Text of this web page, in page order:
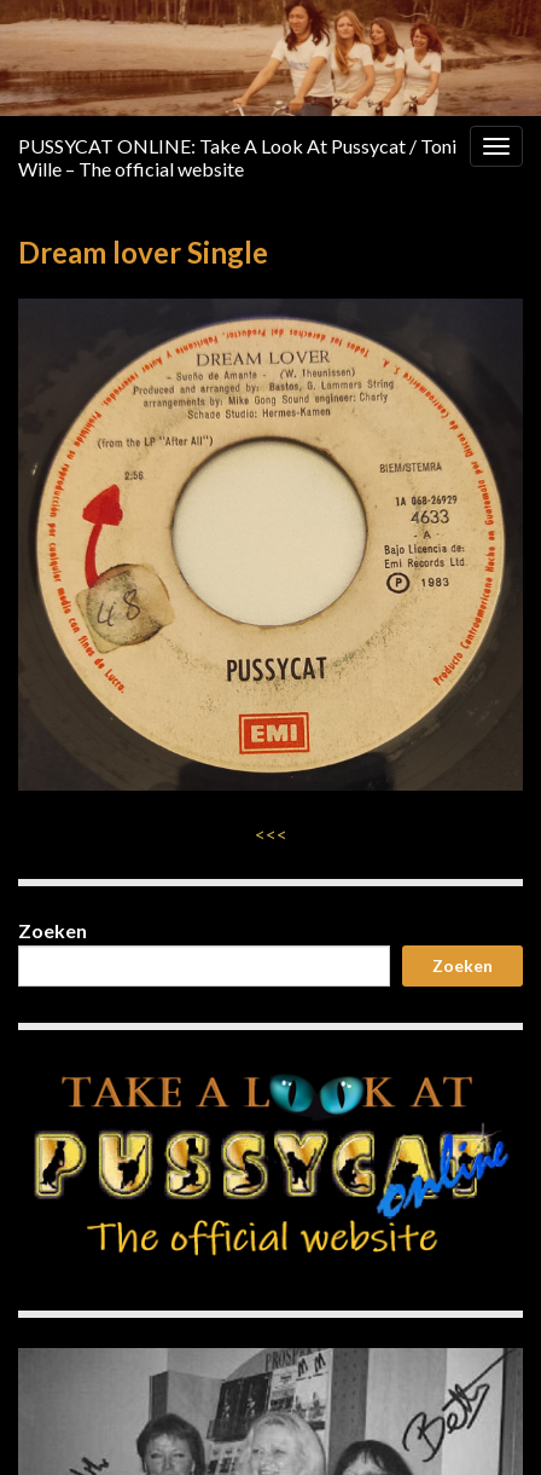
PUSSYCAT ONLINE: Take A Look At Pussycat / Toni
Wille – The official website
Dream lover Single
<<<
Zoeken
Zoeken